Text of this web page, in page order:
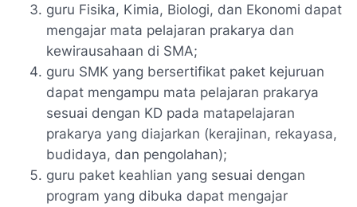
guru Fisika, Kimia, Biologi, dan Ekonomi dapat
mengajar mata pelajaran prakarya dan
kewirausahaan di SMA;
guru SMK yang bersertifikat paket kejuruan
dapat mengampu mata pelajaran prakarya
sesuai dengan KD pada matapelajaran
prakarya yang diajarkan (kerajinan, rekayasa,
budidaya, dan pengolahan);
guru paket keahlian yang sesuai dengan
program yang dibuka dapat mengajar